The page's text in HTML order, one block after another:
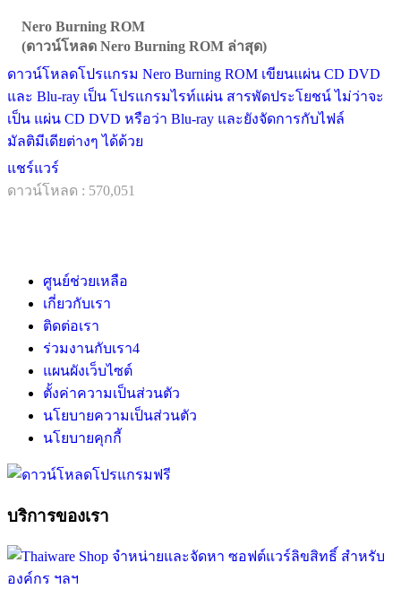
Nero Burning ROM
(ดาวน์โหลด Nero Burning ROM ล่าสุด)
ดาวน์โหลดโปรแกรม Nero Burning ROM เขียนแผ่น CD DVD
และ Blu-ray เป็น โปรแกรมไรท์แผ่น สารพัดประโยชน์ ไม่ว่าจะ
เป็น แผ่น CD DVD หรือว่า Blu-ray และยังจัดการกับไฟล์
มัลติมีเดียต่างๆ ได้ด้วย
แชร์แวร์
ดาวน์โหลด : 570,051
ศูนย์ช่วยเหลือ
เกี่ยวกับเรา
ติดต่อเรา
ร่วมงานกับเรา4
แผนผังเว็บไซต์
ตั้งค่าความเป็นส่วนตัว
นโยบายความเป็นส่วนตัว
นโยบายคุกกี้
บริการของเรา